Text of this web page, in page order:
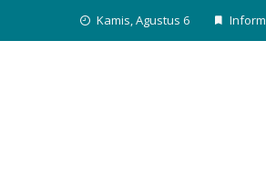
Kamis, Agustus 6